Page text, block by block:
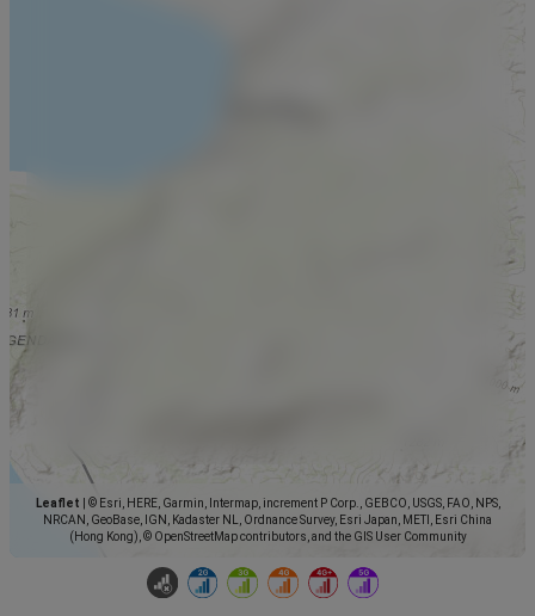
Leaflet
© Esri, HERE, Garmin, Intermap, increment P Corp., GEBCO, USGS, FAO, NPS,
NRCAN, GeoBase, IGN, Kadaster NL, Ordnance Survey, Esri Japan, METI, Esri China
(Hong Kong), © OpenStreetMap contributors, and the GIS User Community